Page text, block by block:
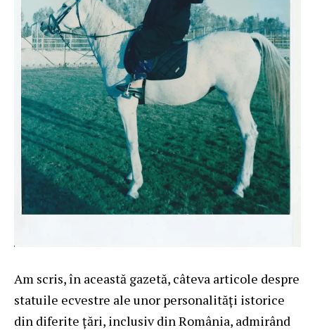
Am scris, în această gazetă, câteva articole despre
statuile ecvestre ale unor personalităţi istorice
din diferite ţări, inclusiv din România, admirând